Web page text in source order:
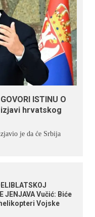
ISTINU O
izjavi hrvatskog
je da će Srbija
JENJAVA Vučić: Biće
Vojske